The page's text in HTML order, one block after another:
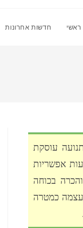
ראשי חדשות אחרונות
עוסקת
אפשריות
בכוחה
כמטרה